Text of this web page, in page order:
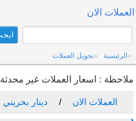
العملات الان
الرئيسية تحويل العملات
ملاحظة : اسعار العملات غير محدثة
العملات الان دينار بحريني